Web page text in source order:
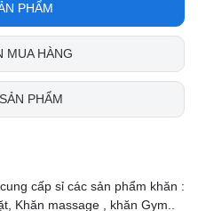
PHẨM
MUA HÀNG
PHẨM
cấp sỉ các sản phẩm khăn :
Khăn massage , khăn Gym..